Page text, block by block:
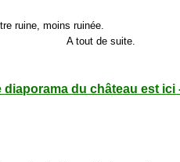
ruine, moins ruinée.
A tout de suite.
diaporama du château est ici